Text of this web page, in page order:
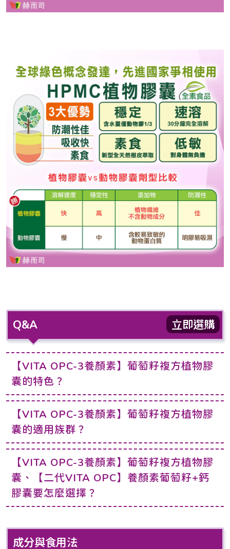
Q&A 立即選購
【VITA OPC-3養顏素】葡萄籽複方植物膠
囊的特色？
【VITA OPC-3養顏素】葡萄籽複方植物膠
囊的適用族群？
【VITA OPC-3養顏素】葡萄籽複方植物膠
囊、【二代VITA OPC】養顏素葡萄籽+鈣
膠囊要怎麼選擇？
成分與食用法